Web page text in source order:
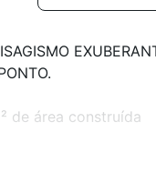
de área construída
esquina com